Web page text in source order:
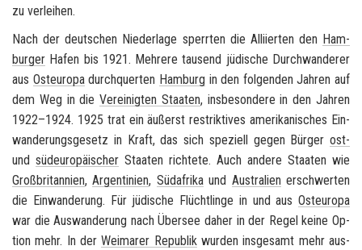
zu ver­lei­hen.
Nach der deut­schen Nie­der­la­ge sperr­ten die Al­li­ier­ten den Ham­
bur­ger Hafen bis 1921. Meh­re­re tau­send jü­di­sche Durch­wan­de­rer
aus Ost­eu­ro­padurch­quer­ten Ham­burg in den fol­gen­den Jah­ren auf
dem Weg in dieVer­ei­nig­ten Staa­ten, ins­be­son­de­re in den Jah­ren
1922–1924. 1925 trat ein äu­ßerst re­strik­ti­ves ame­ri­ka­ni­sches Ein­
wan­de­rungs­ge­setz in Kraft, das sich spe­zi­ell gegen Bür­ger ost-
und süd­eu­ro­päi­scher Staa­ten rich­te­te. Auch an­de­re Staa­ten wie
Groß­bri­tan­ni­en,Ar­gen­ti­ni­en, Süd­afri­kaund Aus­tra­li­en er­schwer­ten
die Ein­wan­de­rung. Für jü­di­sche Flücht­lin­ge in und aus Ost­eu­ro­pa
war die Aus­wan­de­rung nach Über­see daher in der Regel keine Op­
ti­on mehr. In derWei­ma­rer Re­pu­blikwur­den ins­ge­samt mehr aus­